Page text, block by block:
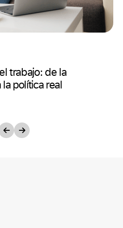
trabajo: de la
política real